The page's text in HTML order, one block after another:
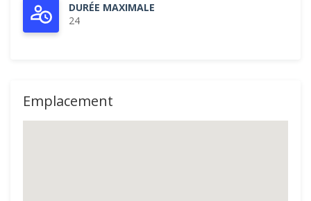
DURÉE MAXIMALE
24
Emplacement